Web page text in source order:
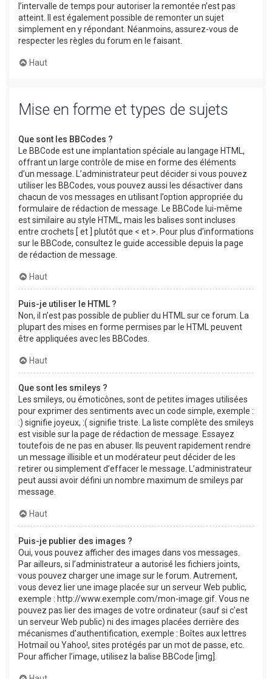
l’intervalle de temps pour autoriser la remontée n’est pas
atteint. Il est également possible de remonter un sujet
simplement en y répondant. Néanmoins, assurez-vous de
respecter les règles du forum en le faisant.
Haut
Mise en forme et types de sujets
Que sont les BBCodes ?
Le BBCode est une implantation spéciale au langage HTML,
offrant un large contrôle de mise en forme des éléments
d’un message. L’administrateur peut décider si vous pouvez
utiliser les BBCodes, vous pouvez aussi les désactiver dans
chacun de vos messages en utilisant l’option appropriée du
formulaire de rédaction de message. Le BBCode lui-même
est similaire au style HTML, mais les balises sont incluses
entre crochets [ et ] plutôt que < et >. Pour plus d’informations
sur le BBCode, consultez le guide accessible depuis la page
de rédaction de message.
Haut
Puis-je utiliser le HTML ?
Non, il n’est pas possible de publier du HTML sur ce forum. La
plupart des mises en forme permises par le HTML peuvent
être appliquées avec les BBCodes.
Haut
Que sont les smileys ?
Les smileys, ou émoticônes, sont de petites images utilisées
pour exprimer des sentiments avec un code simple, exemple :
:) signifie joyeux, :( signifie triste. La liste complète des smileys
est visible sur la page de rédaction de message. Essayez
toutefois de ne pas en abuser. Ils peuvent rapidement rendre
un message illisible et un modérateur peut décider de les
retirer ou simplement d’effacer le message. L’administrateur
peut aussi avoir défini un nombre maximum de smileys par
message.
Haut
Puis-je publier des images ?
Oui, vous pouvez afficher des images dans vos messages.
Par ailleurs, si l’administrateur a autorisé les fichiers joints,
vous pouvez charger une image sur le forum. Autrement,
vous devez lier une image placée sur un serveur Web public,
exemple : http://www.exemple.com/mon-image.gif. Vous ne
pouvez pas lier des images de votre ordinateur (sauf si c’est
un serveur Web public) ni des images placées derrière des
mécanismes d’authentification, exemple : Boîtes aux lettres
Hotmail ou Yahoo!, sites protégés par un mot de passe, etc.
Pour afficher l’image, utilisez la balise BBCode [img].